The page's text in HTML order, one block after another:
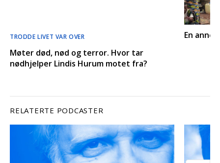
TRODDE LIVET VAR OVER
Møter død, nød og terror. Hvor tar
nødhjelper Lindis Hurum motet fra?
En
RELATERTE PODCASTER